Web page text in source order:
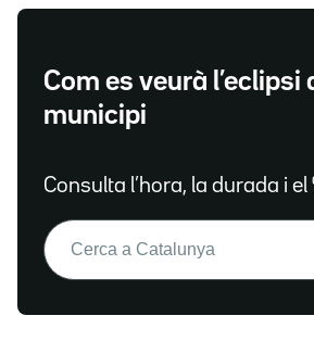
Com es veurà l’eclipsi
municipi
Consulta l’hora, la durada i
Buscar: